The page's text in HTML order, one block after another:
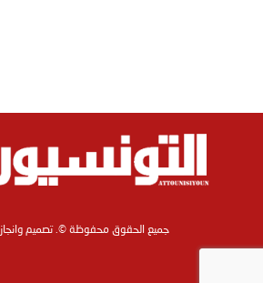
جميع الحقوق محفوظة ©. تصميم وانجاز